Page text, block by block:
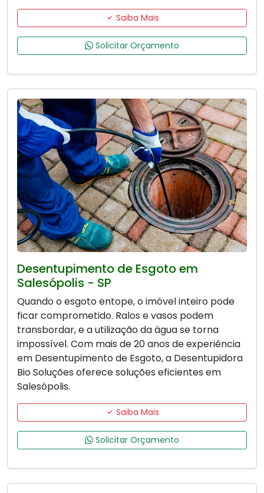
Saiba Mais
Solicitar Orçamento
Desentupimento de Esgoto em
Salesópolis - SP
Quando o esgoto entope, o imóvel inteiro pode
ficar comprometido. Ralos e vasos podem
transbordar, e a utilização da água se torna
impossível. Com mais de 20 anos de experiência
em Desentupimento de Esgoto, a Desentupidora
Bio Soluções oferece soluções eficientes em
Salesópolis.
Saiba Mais
Solicitar Orçamento